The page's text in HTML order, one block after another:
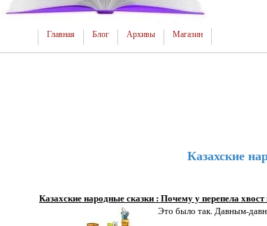
Главная Блог Архивы Магазин
Казахские
Казахские народные сказки : Почему у перепела
Это было так. Давным-